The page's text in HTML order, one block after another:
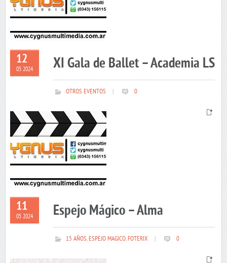
12
05 2024 XI Gala de Ballet – Academia LS
OTROS EVENTOS 0
11
05 2024 Espejo Mágico – Alma
15 AÑOS,ESPEJO MAGICO,FOTERIX 0